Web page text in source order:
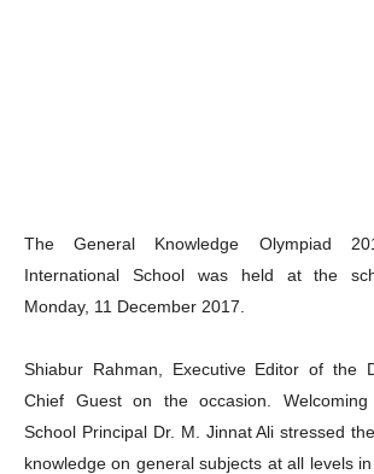
The General Knowledge Olympiad
International School was held at the
Monday, 11 December 2017.
Shiabur Rahman, Executive Editor of the
Chief Guest on the occasion.
School Principal Dr. M. Jinnat Ali stressed
knowledge on general subjects at all levels